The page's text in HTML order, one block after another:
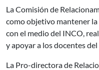
La Comisión de
como objetivo mantener
con el medio del INCO,
y apoyar a los docentes
La Pro-directora de